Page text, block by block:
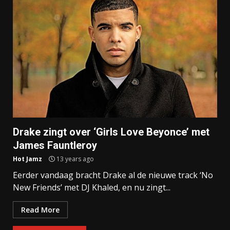
Drake zingt over ‘Girls Love Beyonce’ met
James Fauntleroy
Hot Jamz 13 years ago
Eerder vandaag bracht Drake al de nieuwe track ‘No
New Friends’ met DJ Khaled, en nu zingt...
Read More